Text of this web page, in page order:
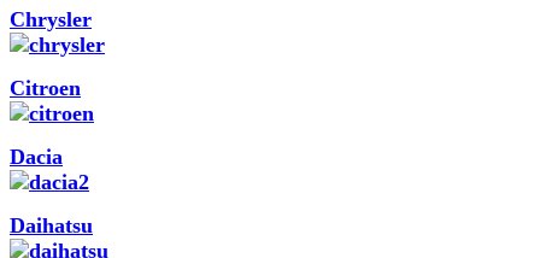
Chrysler
Citroen
Dacia
Daihatsu